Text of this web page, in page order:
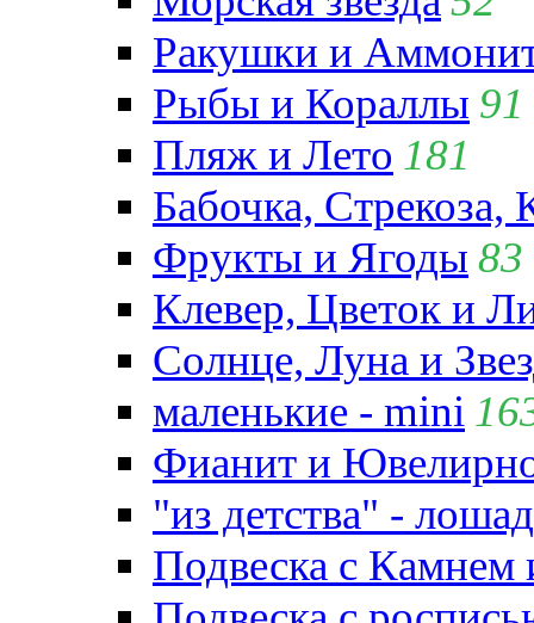
Ракушки и
Рыбы и Кораллы 91
Пляж и Лето 181
Бабочка,
Фрукты и Ягоды 83
Клевер, Цветок и
Солнце, Луна и
маленькие - mini
Фианит и
"из детства" -
Подвеска с